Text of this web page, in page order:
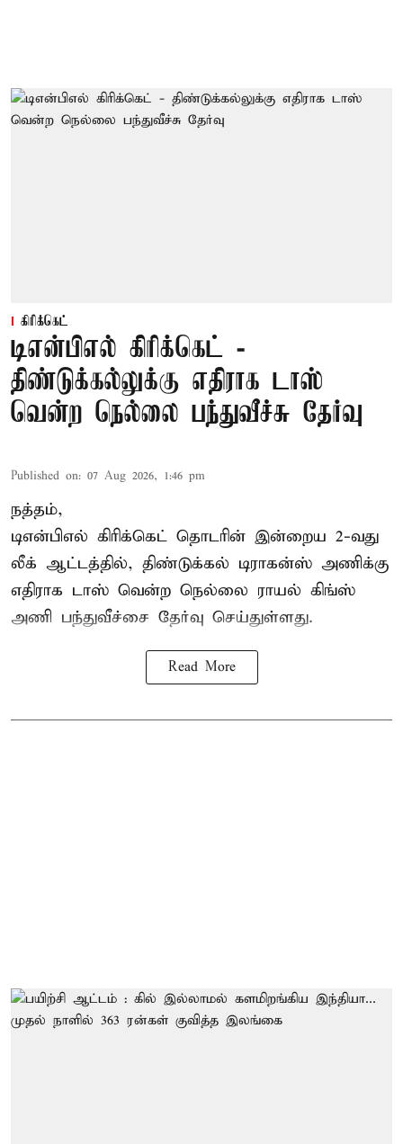
கிரிக்கெட்
டிஎன்பிஎல் கிரிக்கெட் -
திண்டுக்கல்லுக்கு எதிராக டாஸ்
வென்ற நெல்லை பந்துவீச்சு தேர்வு
Published on: 07 Aug 2026, 1:46 pm
நத்தம்,
டிஎன்பிஎல் கிரிக்கெட் தொடரின் இன்றைய 2-வது
லீக் ஆட்டத்தில், திண்டுக்கல் டிராகன்ஸ் அணிக்கு
எதிராக டாஸ் வென்ற நெல்லை ராயல் கிங்ஸ்
அணி பந்துவீச்சை தேர்வு செய்துள்ளது.
Read More